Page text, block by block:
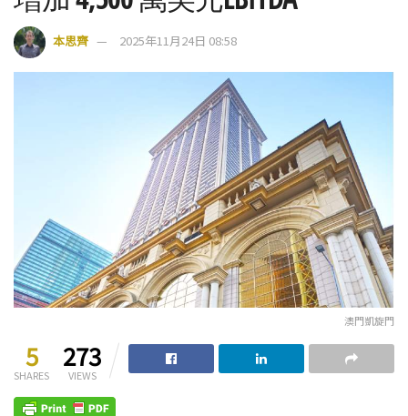
本思齊 2025年11月24日 08:58
澳門凱旋門
5
SHARES
273
VIEWS